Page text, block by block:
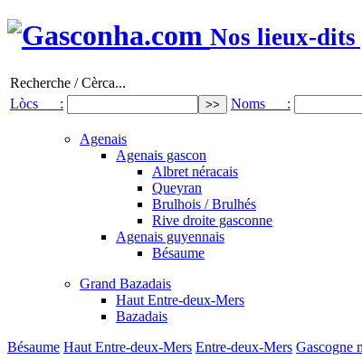
Nos lieux-dits
Recherche / Cèrca...
Lòcs :
Noms :
Agenais
Agenais gascon
Albret néracais
Queyran
Brulhois / Brulhés
Rive droite gasconne
Agenais guyennais
Bésaume
Grand Bazadais
Haut Entre-deux-Mers
Bazadais
Bésaume Haut Entre-deux-Mers Entre-deux-Mers Gascogne